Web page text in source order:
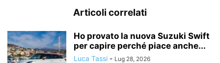
Articoli correlati
Ho provato la nuova Suzuki Swift
per capire perché piace anche...
Luca Tassi - Lug 28, 2026